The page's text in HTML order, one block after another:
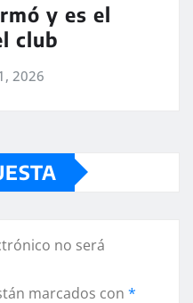
y es el
club
2026
no será
marcados con *